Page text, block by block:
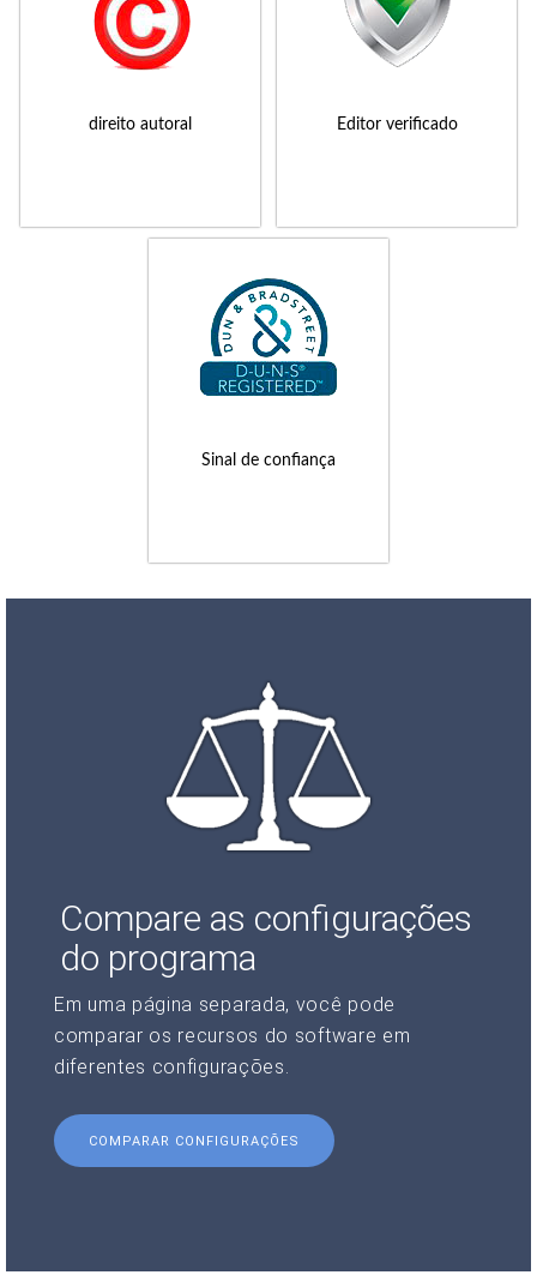
direito autoral Editor verificado
Sinal de confiança
Compare as configurações
do programa
Em uma página separada, você pode
comparar os recursos do software em
diferentes configurações.
COMPARAR CONFIGURAÇÕES